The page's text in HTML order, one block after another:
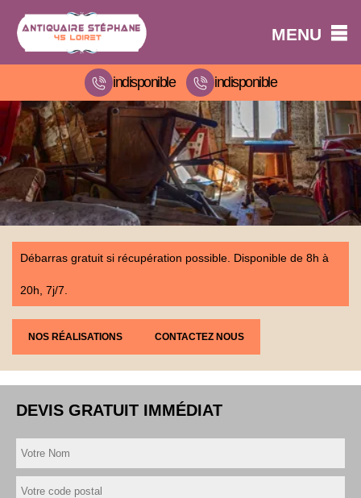
MENU
indisponible indisponible
Débarras gratuit si récupération possible. Disponible de 8h à
20h, 7j/7.
NOS RÉALISATIONS CONTACTEZ NOUS
DEVIS GRATUIT IMMÉDIAT